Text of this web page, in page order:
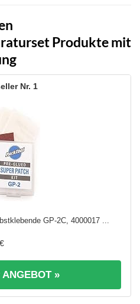
Produkte mit
1
GP-2C, 4000017 ...
ANGEBOT »